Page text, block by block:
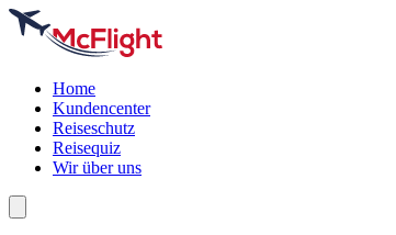
Home
Kundencenter
Reiseschutz
Reisequiz
Wir über uns